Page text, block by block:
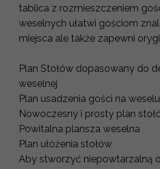
tablica z rozmieszczeniem
weselnych ułatwi gościom
miejsca ale także zapewni
Plan Stołów dopasowany do
weselnej
Plan usadzenia gości na weselu
Nowoczesny i prosty plan
Powitalna plansza weselna
Plan ułóżenia stołów
Aby stworzyć niepowtarzalną